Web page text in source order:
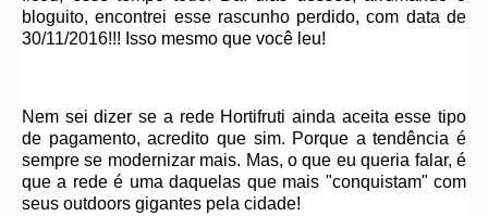
bloguito, encontrei esse rascunho perdido, com data de
30/11/2016!!! Isso mesmo que você leu!
Nem sei dizer se a rede Hortifruti ainda aceita esse tipo
de pagamento, acredito que sim. Porque a tendência é
sempre se modernizar mais. Mas, o que eu queria falar, é
que a rede é uma daquelas que mais "conquistam" com
seus outdoors gigantes pela cidade!